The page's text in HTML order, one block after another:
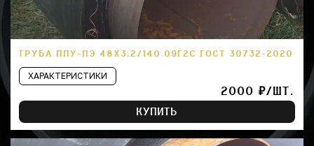
ТРУБА ППУ-ПЭ 48Х3,2/140 09Г2С ГОСТ 30732-2020
ХАРАКТЕРИСТИКИ
2000 ₽/ШТ.
КУПИТЬ